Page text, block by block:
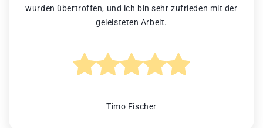
wurden übertroffen, und ich bin sehr zufrieden mit der
geleisteten Arbeit.
Timo Fischer